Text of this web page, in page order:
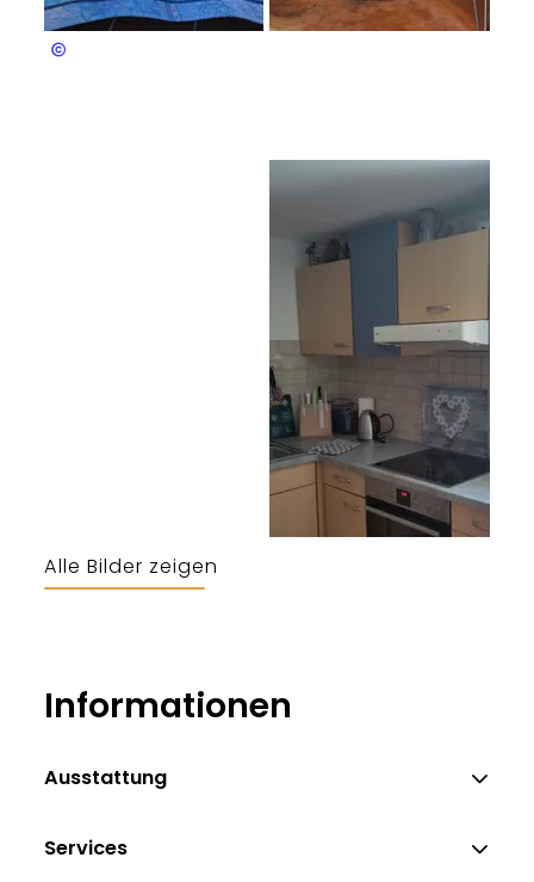
Chr. Bitterling
Alle Bilder zeigen
Informationen
Ausstattung
Services